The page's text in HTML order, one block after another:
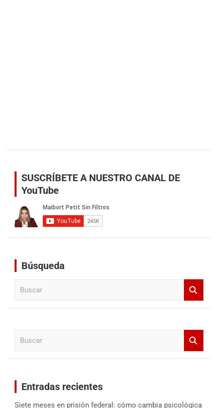
SUSCRÍBETE A NUESTRO CANAL DE
YouTube
Búsqueda
Entradas recientes
Siete meses en prisión federal: cómo cambia psicológica